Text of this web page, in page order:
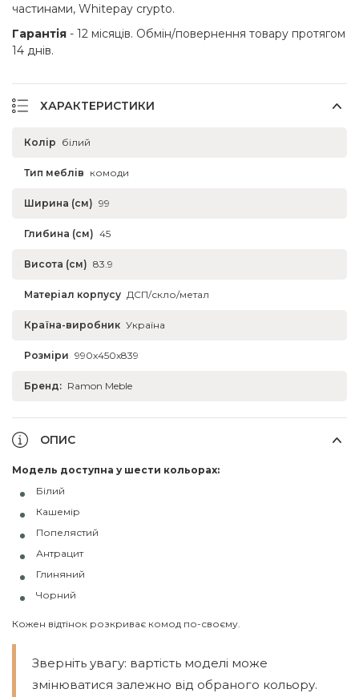
частинами, Whitepay crypto.
Гарантія - 12 місяців. Обмін/повернення товару протягом
14 днів.
ХАРАКТЕРИСТИКИ
Колір білий
Тип меблів комоди
Ширина (см) 99
Глибина (см) 45
Висота (см) 83.9
Матеріал корпусу ДСП/скло/метал
Країна-виробник Україна
Розміри 990x450x839
Бренд: Ramon Meble
ОПИС
Модель доступна у шести кольорах:
Білий
Кашемір
Попелястий
Антрацит
Глиняний
Чорний
Кожен відтінок розкриває комод по-своєму.
Зверніть увагу: вартість моделі може
змінюватися залежно від обраного кольору.